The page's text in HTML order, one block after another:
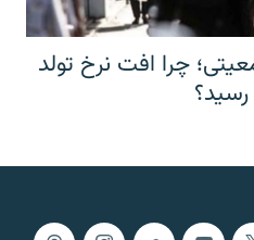
چرا افت نرخ تولد
رسید؟